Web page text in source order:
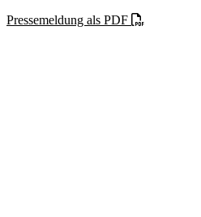
Pressemeldung als PDF